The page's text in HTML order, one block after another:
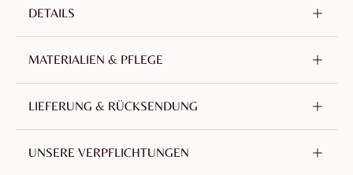
DETAILS
Metall
Vergoldung
18 Karat Gold
Höhe des Anhängers
Kettenlänge
430 mm / 16.93 in
Verlängerung
MATERIALIEN & PFLEGE
vergoldet. Eine Legierung aus Kupfer und Zink,
ausgewählt für ihre Langlebigkeit. Nickel- und bleifrei
sowie hypoallergen.
LIEFERUNG & RÜCKSENDUNG
Sendungsverfolgung ab Frankreich an.
UNSERE VERPFLICHTUNGEN